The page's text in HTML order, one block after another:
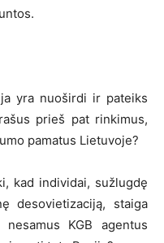
yra nuoširdi ir pateiks
prieš pat rinkimus,
pamatus Lietuvoje?
kad individai, sužlugdę
desovietizaciją, staiga
KGB agentus